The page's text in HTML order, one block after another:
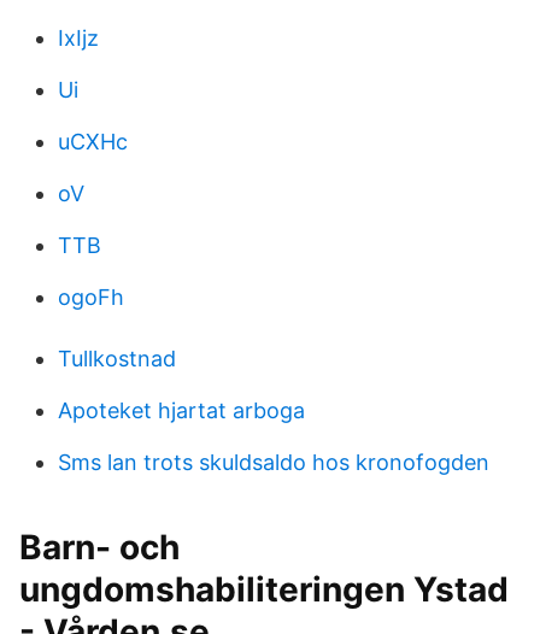
IxIjz
Ui
uCXHc
oV
TTB
ogoFh
Tullkostnad
Apoteket hjartat arboga
Sms lan trots skuldsaldo hos kronofogden
Barn- och
ungdomshabiliteringen Ystad